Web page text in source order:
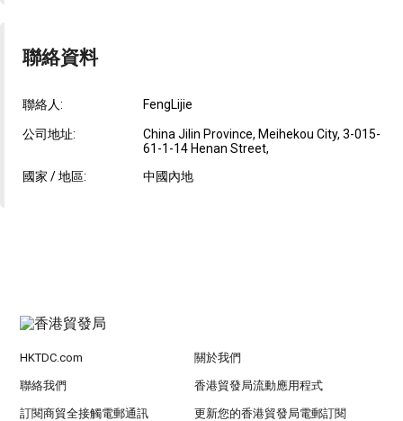
聯絡資料
聯絡人: FengLijie
公司地址:
China Jilin Province, Meihekou City, 3-015-
61-1-14 Henan Street,
國家 / 地區:
中國內地
HKTDC.com 關於我們
聯絡我們 香港貿發局流動應用程式
訂閱商貿全接觸電郵通訊 更新您的香港貿發局電郵訂閱